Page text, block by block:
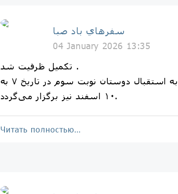
سفرهاي باد صبا
04 January 2026 13:35
تکمیل ظرفیت شد .
نظر به استقبال دوستان نوبت سوم در تاریخ ٧ به
١٠ اسفند نیز برگزار می‌گردد.
Читать полностью…